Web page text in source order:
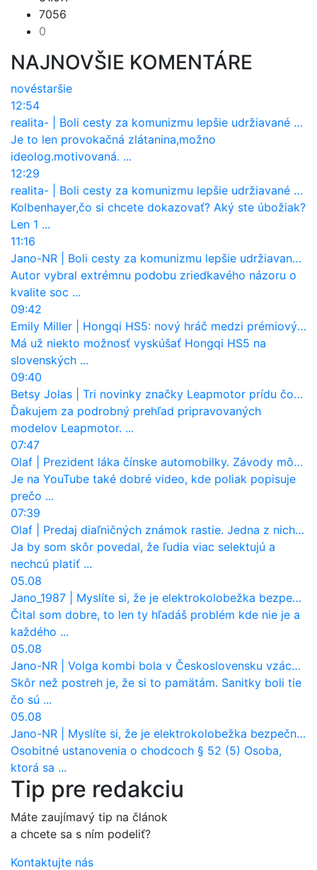
7056
0
NAJNOVŠIE KOMENTÁRE
novéstaršie
12:54
realita-
Boli cesty za komunizmu lepšie udržiavané ako dnes?
Je to len provokačná zlátanina,možno
ideolog.motivovaná. ...
12:29
realita-
Boli cesty za komunizmu lepšie udržiavané ako dnes?
Kolbenhayer,čo si chcete dokazovať? Aký ste úbožiak?
Len 1 ...
11:16
Jano-NR
Boli cesty za komunizmu lepšie udržiavané ako dnes?
Autor vybral extrémnu podobu zriedkavého názoru o
kvalite soc ...
09:42
Emily Miller
Hongqi HS5: nový hráč medzi prémiovými SUV na Slovensku
Má už niekto možnosť vyskúšať Hongqi HS5 na
slovenských ...
09:40
Betsy Jolas
Tri novinky značky Leapmotor prídu čoskoro aj na Slovensko
Ďakujem za podrobný prehľad pripravovaných
modelov Leapmotor. ...
07:47
Olaf
Prezident láka čínske automobilky. Závody môžu prevziať po európskej značke
Je na YouTube také dobré video, kde poliak popisuje
prečo ...
07:39
Olaf
Predaj diaľničných známok rastie. Jedna z nich zaznamenala nečakane výrazný nárast
Ja by som skôr povedal, že ľudia viac selektujú a
nechcú platiť ...
05.08
Jano_1987
Myslíte si, že je elektrokolobežka bezpečná? Tento test odhalil vážny problém
Čital som dobre, to len ty hľadáš problém kde nie je a
každého ...
05.08
Jano-NR
Volga kombi bola v Československu vzácnosť. Jazdila ako sanitka, aj pre Verejnú bezpečnosť
Skôr než postreh je, že si to pamätám. Sanitky boli tie
čo sú ...
05.08
Jano-NR
Myslíte si, že je elektrokolobežka bezpečná? Tento test odhalil vážny problém
Osobitné ustanovenia o chodcoch § 52 (5) Osoba,
ktorá sa ...
Tip pre redakciu
Máte zaujímavý tip na článok
a chcete sa s ním podeliť?
Kontaktujte nás